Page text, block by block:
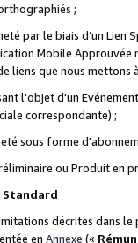
;
par le biais d’un Lien
Mobile Approuvée
liens que nous mettons
l'objet d'un
correspondante) ;
sous forme
ou Produit en
Standard
décrites dans
en Annexe («